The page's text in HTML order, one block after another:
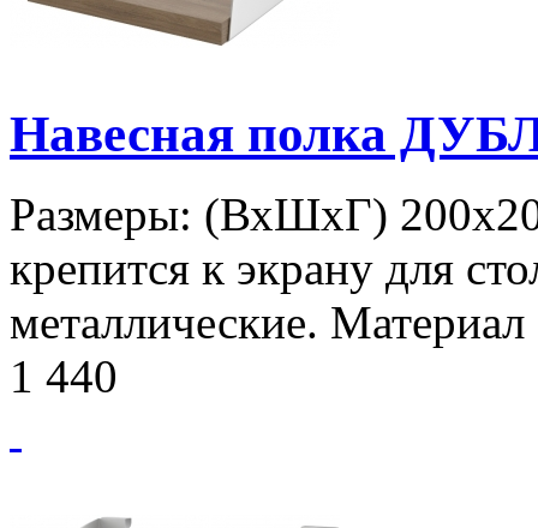
Навесная полка
Размеры: (ВхШхГ)
крепится к экрану для
металлические.
1 440